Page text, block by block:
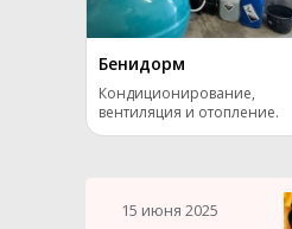
Бенидорм
Кондиционирование,
вентиляция и отопление.
15 июня 2025